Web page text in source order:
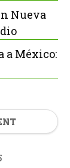
Nueva
a México: